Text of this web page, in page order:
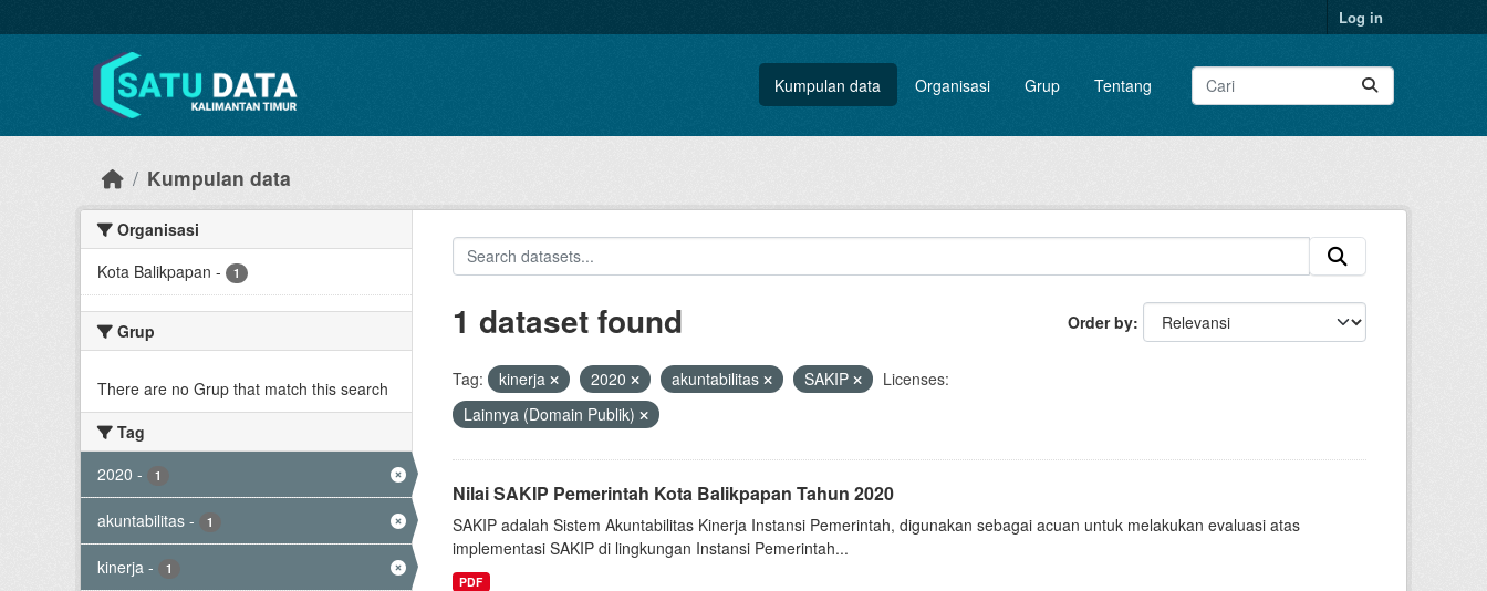
Log in
Kumpulan data Organisasi Grup Tentang
Kumpulan data
Organisasi
Kota Balikpapan - 1
Grup
There are no Grup that match this search
Tag
2020 - 1
akuntabilitas - 1
kinerja - 1
Order by
1 dataset found
Tag: kinerja 2020 akuntabilitas SAKIP
Licenses:
Lainnya (Domain Publik)
Nilai SAKIP Pemerintah Kota Balikpapan Tahun 2020
SAKIP adalah Sistem Akuntabilitas Kinerja Instansi Pemerintah, digunakan sebagai acuan untuk melakukan evaluasi atas
implementasi SAKIP di lingkungan Instansi Pemerintah...
PDF